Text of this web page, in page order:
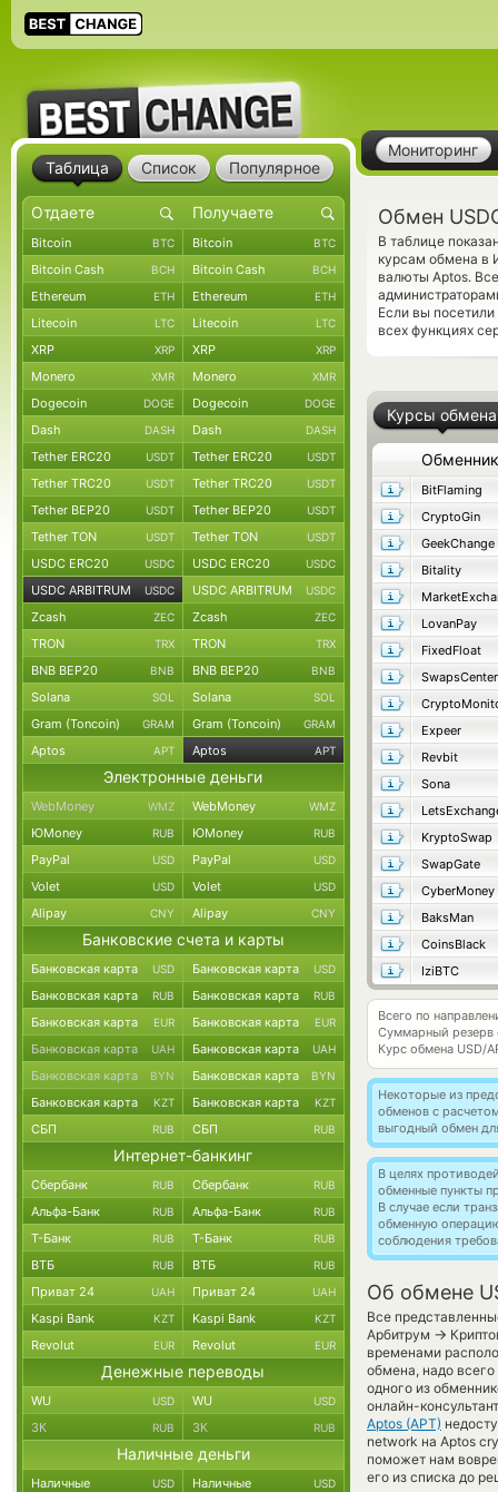
Мониторинг
Обмен
В таблице
курсам обмена в
валюты Aptos.
Если вы
всех функциях
Курсы обмена
Обменник
BitFlaming
CryptoGin
GeekChange
Bitality
LovanPay
FixedFloat
SwapsCenter
Expeer
Revbit
Sona
KryptoSwap
SwapGate
CyberMoney
BaksMan
CoinsBlack
IziBTC
Всего по
Суммарный резерв
Курс обмена USD/
Некоторые из
обменов с
выгодный обмен
В целях
обменные пункты
В случае если
обменную
соблюдения
Об обмене
Все
Арбитрум →
временами
обмена, надо
одного из
онлайн-
Aptos (APT)
network на Aptos
поможет нам
его из списка до
Таблица Список Популярное
Bitcoin BTC Bitcoin BTC
Bitcoin Cash BCH Bitcoin Cash BCH
Ethereum ETH Ethereum ETH
Litecoin LTC Litecoin LTC
XRP XRP XRP XRP
Monero XMR Monero XMR
Dogecoin DOGE Dogecoin DOGE
Dash DASH Dash DASH
Tether ERC20 USDT Tether ERC20 USDT
Tether TRC20 USDT Tether TRC20 USDT
Tether BEP20 USDT Tether BEP20 USDT
Tether TON USDT Tether TON USDT
USDC ERC20 USDC USDC ERC20 USDC
USDC ARBITRUM USDC USDC ARBITRUM USDC
Zcash ZEC Zcash ZEC
TRON TRX TRON TRX
BNB BEP20 BNB BNB BEP20 BNB
Solana SOL Solana SOL
Gram (Toncoin) GRAM Gram (Toncoin) GRAM
Aptos APT Aptos APT
Электронные деньги
WebMoney WMZ WebMoney WMZ
ЮMoney RUB ЮMoney RUB
PayPal USD PayPal USD
Volet USD Volet USD
Alipay CNY Alipay CNY
Банковские счета и карты
Банковская карта USD Банковская карта USD
Банковская карта RUB Банковская карта RUB
Банковская карта EUR Банковская карта EUR
Банковская карта UAH Банковская карта UAH
Банковская карта BYN Банковская карта BYN
Банковская карта KZT Банковская карта KZT
СБП RUB СБП RUB
Интернет-банкинг
Сбербанк RUB Сбербанк RUB
Альфа-Банк RUB Альфа-Банк RUB
Т-Банк RUB Т-Банк RUB
ВТБ RUB ВТБ RUB
Приват 24 UAH Приват 24 UAH
Kaspi Bank KZT Kaspi Bank KZT
Revolut EUR Revolut EUR
Денежные переводы
WU USD WU USD
ЗК RUB ЗК RUB
Наличные деньги
Наличные USD Наличные USD